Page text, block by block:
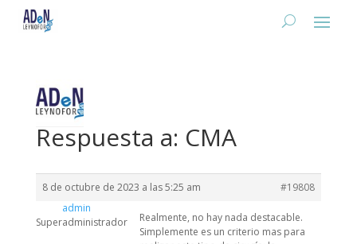
Respuesta a: CMA
8 de octubre de 2023 a las 5:25 am
#19808
admin
Superadministrador
Realmente, no hay nada destacable.
Simplemente es un criterio mas para